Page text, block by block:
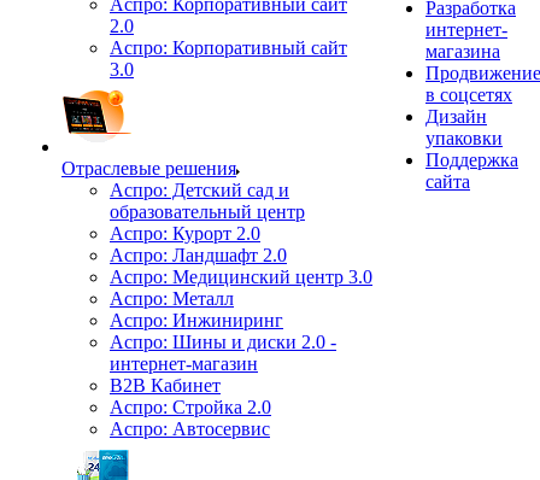
Аспро: Корпоративный сайт
2.0
Аспро: Корпоративный сайт
3.0
Отраслевые решения
Аспро: Детский сад и
образовательный центр
Аспро: Курорт 2.0
Аспро: Ландшафт 2.0
Аспро: Медицинский центр 3.0
Аспро: Металл
Аспро: Инжиниринг
Аспро: Шины и диски 2.0 -
интернет-магазин
B2B Кабинет
Аспро: Стройка 2.0
Аспро: Автосервис
Разработка
интернет-
магазина
Продвижение
в соцсетях
Дизайн
упаковки
Поддержка
сайта